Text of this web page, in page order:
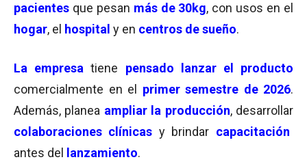
pacientes que pesan más de 30kg, con usos en el
hogar, el hospital y en centros de sueño.
La empresatiene pensado lanzar el producto
comercialmente en el primer semestre de 2026.
Además, planea ampliar la producción, desarrollar
colaboraciones clínicas y brindar capacitación
antes del
lanzamiento.